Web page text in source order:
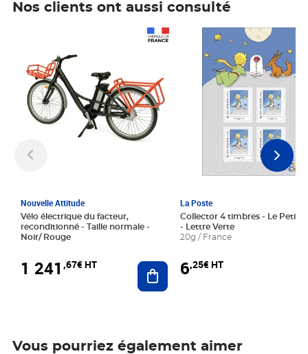
Nos clients ont aussi consulté
Nouvelle Attitude
Vélo électrique du facteur,
reconditionné - Taille normale -
Noir/ Rouge
1 241 ,67€ HT Ajouter au panier
La Poste
Collector 4 timbres - Le Petit
- Lettre Verte
20g / France
6,25€ HT
Prix 6,25€ HT
Vous pourriez également aimer